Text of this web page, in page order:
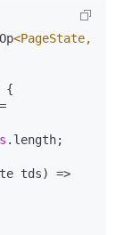
<PageState,
{
.length;
tds) =>